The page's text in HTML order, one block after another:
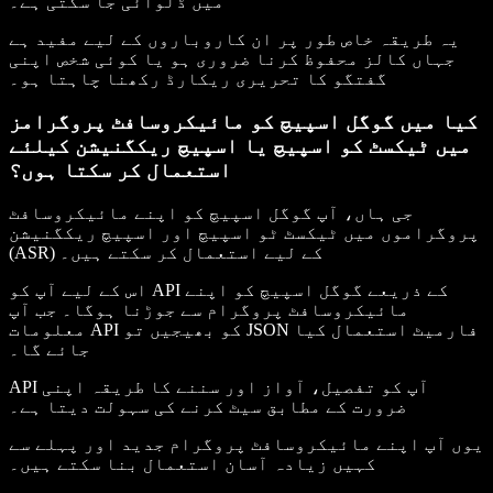
یہ طریقہ خاص طور پر ان کاروباروں کے لیے مفید ہے
جہاں کالز محفوظ کرنا ضروری ہو یا کوئی شخص اپنی
گفتگو کا تحریری ریکارڈ رکھنا چاہتا ہو۔
کیا میں گوگل اسپیچ کو مائیکروسافٹ پروگرامز
میں ٹیکسٹ کو اسپیچ یا اسپیچ ریکگنیشن کیلئے
استعمال کر سکتا ہوں؟
جی ہاں، آپ گوگل اسپیچ کو اپنے مائیکروسافٹ
پروگراموں میں ٹیکسٹ ٹو اسپیچ اور اسپیچ ریکگنیشن
اس کے لیے آپ کو API کے ذریعے گوگل اسپیچ کو اپنے
مائیکروسافٹ پروگرام سے جوڑنا ہوگا۔ جب آپ
معلومات API کو بھیجیں تو JSON فارمیٹ استعمال کیا
API آپ کو تفصیل، آواز اور سننے کا طریقہ اپنی
یوں آپ اپنے مائیکروسافٹ پروگرام جدید اور پہلے سے
کہیں زیادہ آسان استعمال بنا سکتے ہیں۔